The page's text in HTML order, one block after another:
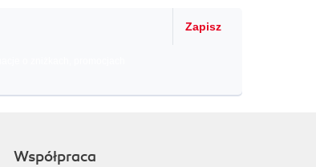
Zapisz
Współpraca